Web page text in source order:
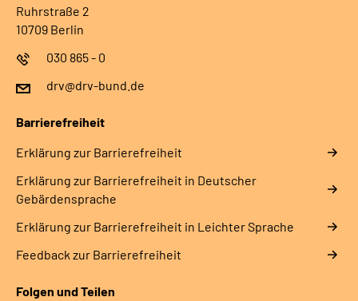
Ruhrstraße 2
10709 Berlin
030 865 - 0
drv@drv-bund.de
Barrierefreiheit
Erklärung zur Barrierefreiheit
Erklärung zur Barrierefreiheit in Deutscher
Gebärdensprache
Erklärung zur Barrierefreiheit in Leichter Sprache
Feedback zur Barrierefreiheit
Folgen und Teilen